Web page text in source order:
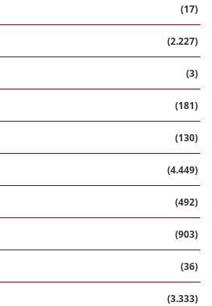
(17)
(2.227)
(3)
(181)
(130)
(4.449)
(492)
(903)
(36)
(3.333)